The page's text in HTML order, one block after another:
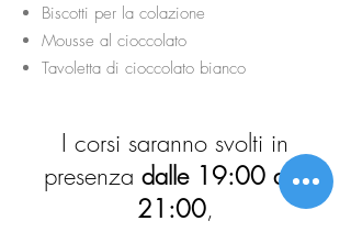
Biscotti per la colazione
Mousse al cioccolato
Tavoletta di cioccolato bianco
I corsi saranno svolti in
presenza dalle 19:00 alle
21:00,